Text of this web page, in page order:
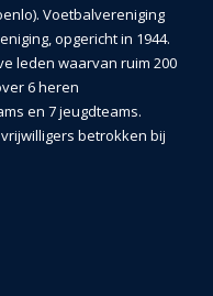
Voetbalvereniging
opgericht in 1944.
leden waarvan ruim 200
6 heren
en 7 jeugdteams.
betrokken bij